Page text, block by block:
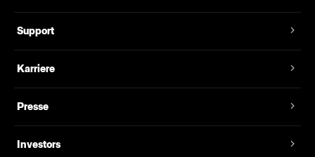
Support
Karriere
Presse
Investors